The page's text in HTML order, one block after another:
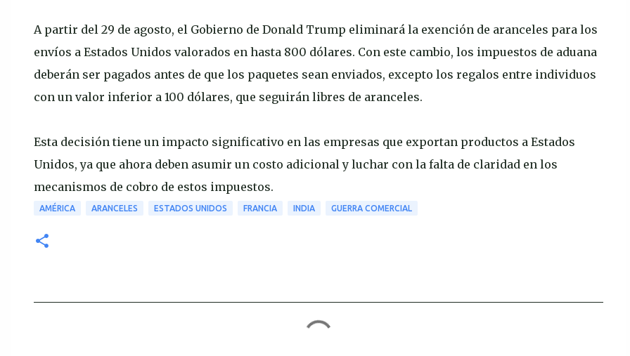
A partir del 29 de agosto, el Gobierno de Donald Trump eliminará la exención de aranceles para los
envíos a Estados Unidos valorados en hasta 800 dólares. Con este cambio, los impuestos de aduana
deberán ser pagados antes de que los paquetes sean enviados, excepto los regalos entre individuos
con un valor inferior a 100 dólares, que seguirán libres de aranceles.
Esta decisión tiene un impacto significativo en las empresas que exportan productos a Estados
Unidos, ya que ahora deben asumir un costo adicional y luchar con la falta de claridad en los
mecanismos de cobro de estos impuestos.
AMÉRICA ARANCELES ESTADOS UNIDOS FRANCIA INDIA GUERRA COMERCIAL